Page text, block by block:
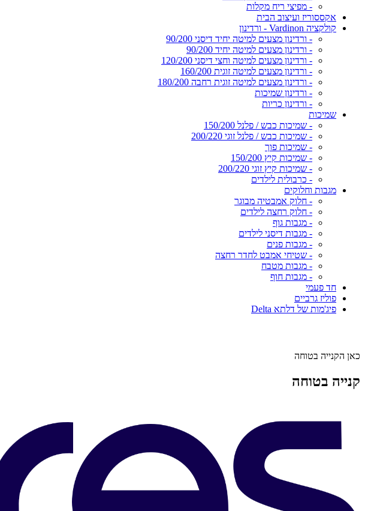
- מפיצי ריח מקלות
אקססוריז ועיצוב הבית
קולקציה Vardinon - ורדינון
- ורדינון מצעים למיטה יחיד דיסני 90/200
- ורדינון מצעים למיטה יחיד 90/200
- ורדינון מצעים למיטה וחצי דיסני 120/200
- ורדינון מצעים למיטה זוגית 160/200
- ורדינון מצעים למיטה זוגית רחבה 180/200
- ורדינון שמיכות
- ורדינון כריות
שמיכות
- שמיכות כבש / פלנל 150/200
- שמיכות כבש / פלנל זוגי 200/220
- שמיכות פוך
- שמיכות קיץ 150/200
- שמיכות קיץ זוגי 200/220
- כרבולית לילדים
מגבות וחלוקים
- חלוק אמבטיה מבוגר
- חלוק רחצה לילדים
- מגבות גוף
- מגבות דיסני לילדים
- מגבות פנים
- שטיחי אמבט לחדר רחצה
- מגבות מטבח
- מגבות חוף
חד פעמי
פוליז גרביים
פיג'מות של דלתא Delta
כאן הקנייה בטוחה
קנייה בטוחה